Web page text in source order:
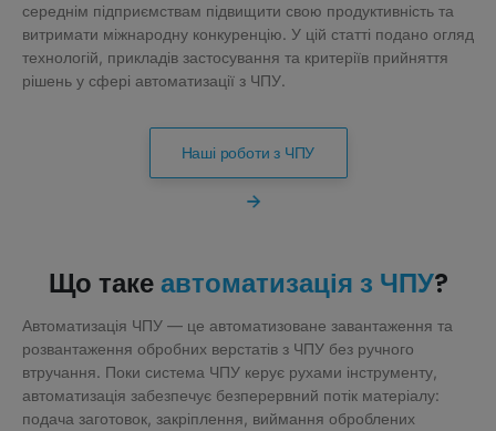
середнім підприємствам підвищити свою продуктивність та
витримати міжнародну конкуренцію. У цій статті подано огляд
технологій, прикладів застосування та критеріїв прийняття
рішень у сфері автоматизації з ЧПУ.
Наші роботи з ЧПУ
Що таке автоматизація з ЧПУ?
Автоматизація ЧПУ — це автоматизоване завантаження та
розвантаження обробних верстатів з ЧПУ без ручного
втручання. Поки система ЧПУ керує рухами інструменту,
автоматизація забезпечує безперервний потік матеріалу:
подача заготовок, закріплення, виймання оброблених